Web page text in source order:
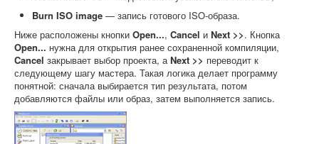
Burn ISO image — запись готового ISO-образа.
Ниже расположены кнопки Open..., Cancel и Next >>. Кнопка
Open... нужна для открытия ранее сохраненной компиляции,
Cancel закрывает выбор проекта, аNext >> переводит к
следующему шагу мастера. Такая логика делает программу
понятной: сначала выбирается тип результата, потом
добавляются файлы или образ, затем выполняется запись.